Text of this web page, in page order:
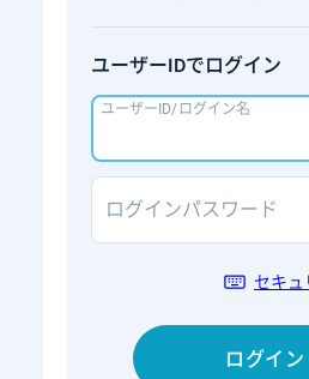
ユーザーIDでログイン
ユーザーID/ログイン名
ログインパスワード
セキュ
ログイン